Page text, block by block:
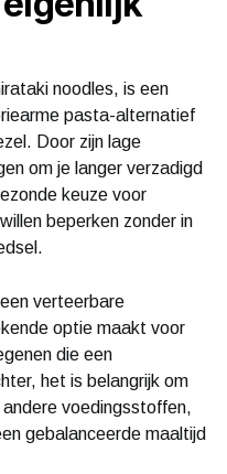
noodles, is een
pasta-alternatief
Door zijn lage
om je langer verzadigd
keuze voor
beperken zonder in
verteerbare
optie maakt voor
die een
het is belangrijk om
voedingsstoffen,
gebalanceerde maaltijd